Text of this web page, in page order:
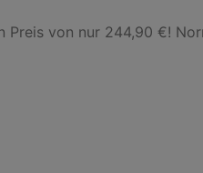
Preis von nur 244,90 €!